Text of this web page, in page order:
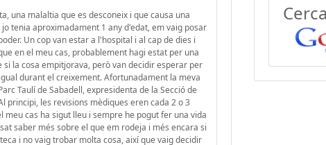
una malaltia que es desconeix i que causa una
tenia aproximadament 1 any d'edat, em vaig posar
Un cop van estar a l'hospital i al cap de dies i
en el meu cas, probablement hagi estat per una
la cosa empitjorava, però van decidir esperar per
durant el creixement. Afortunadament la meva
Taulí de Sabadell, expresidenta de la Secció de
principi, les revisions mèdiques eren cada 2 o 3
cas ha sigut lleu i sempre he pogut fer una vida
saber més sobre el que em rodeja i més encara si
i no vaig trobar molta cosa, així que vaig decidir